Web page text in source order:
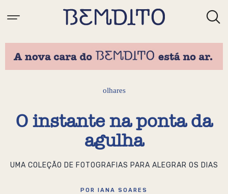
olhares
O instante na ponta da
agulha
UMA COLEÇÃO DE FOTOGRAFIAS PARA ALEGRAR OS DIAS
POR IANA SOARES